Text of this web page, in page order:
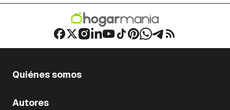
Quiénes somos
Autores